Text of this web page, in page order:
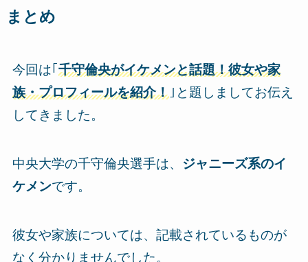
まとめ
今回は｢ 千守倫央がイケメンと話題！彼女や家
族・プロフィールを紹介！｣と題しましてお伝え
してきました。
中央大学の千守倫央選手は、 ジャニーズ系のイ
ケメンです。
彼女や家族については、記載されているものが
なく分かりませんでした。